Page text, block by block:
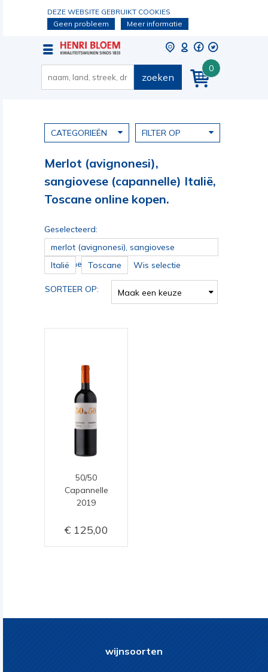
DEZE WEBSITE GEBRUIKT COOKIES
Geen probleem
Meer informatie
0
zoeken
CATEGORIEËN FILTER OP
Merlot (avignonesi),
sangiovese (capannelle) Italië,
Toscane online kopen.
Geselecteerd:
merlot (avignonesi), sangiovese
(capannelle)
Italië Toscane Wis selectie
SORTEER OP: Maak een keuze
50/50
Capannelle
2019
125,00
wijnsoorten